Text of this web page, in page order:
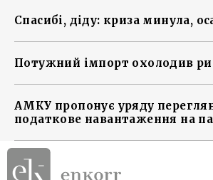
Спасибі, діду: криза минула,
Потужний імпорт охолодив
АМКУ пропонує уряду
податкове навантаження на